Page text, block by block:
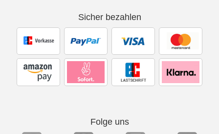
Sicher bezahlen
Folge uns